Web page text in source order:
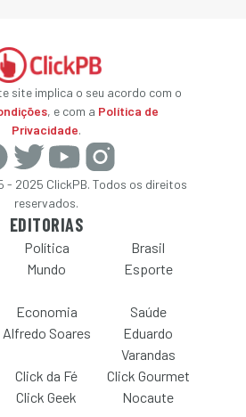
site implica o seu acordo com o
, e com a Política de
Privacidade.
2025 ClickPB. Todos os direitos
reservados.
EDITORIAS
Política
Brasil
Mundo Esporte
Economia
Saúde
Alfredo Soares
Eduardo
Varandas
Click da Fé
Click Gourmet
Click Geek Nocaute